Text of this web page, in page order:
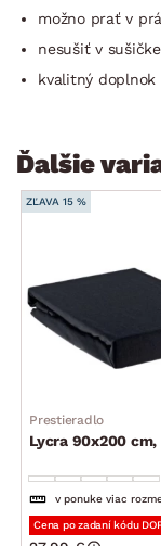
možno prať v
nesušiť v sušičke
kvalitný doplnok
Ďalšie
ZĽAVA 15 %
Prestieradlo
Lycra 90x200 cm,
v ponuke viac
Cena po zadaní kódu